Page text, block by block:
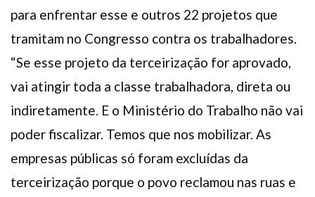
para enfrentar esse e outros 22 projetos que
tramitam no Congresso contra os trabalhadores.
“Se esse projeto da terceirização for aprovado,
vai atingir toda a classe trabalhadora, direta ou
indiretamente. E o Ministério do Trabalho não vai
poder fiscalizar. Temos que nos mobilizar. As
empresas públicas só foram excluídas da
terceirização porque o povo reclamou nas ruas e